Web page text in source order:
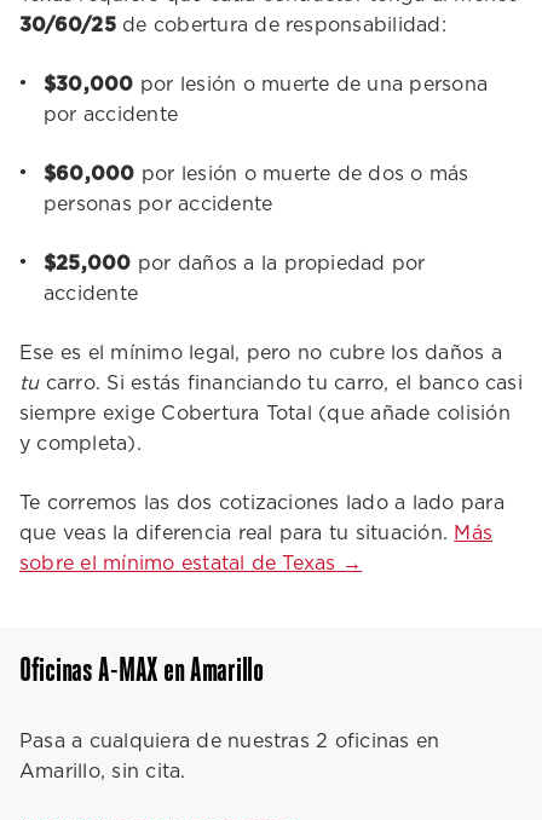
30/60/25de cobertura de responsabilidad:
$30,000 por lesión o muerte de una persona
por accidente
$60,000 por lesión o muerte de dos o más
personas por accidente
$25,000 por daños a la propiedad por
accidente
Ese es el mínimo legal, pero no cubre los daños a
tucarro. Si estás financiando tu carro, el banco casi
siempre exige Cobertura Total (que añade colisión
y completa).
Te corremos las dos cotizaciones lado a lado para
que veas la diferencia real para tu situación. Más
sobre el mínimo estatal de Texas →
Oficinas A-MAX en Amarillo
Pasa a cualquiera de nuestras 2 oficinas en
Amarillo, sin cita.